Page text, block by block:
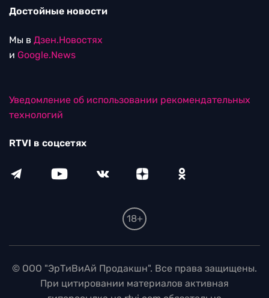
Достойные новости
Мы в Дзен.Новостях
и Google.News
Уведомление об использовании рекомендательных
технологий
RTVI в соцсетях
18+
© ООО "ЭрТиВиАй Продакшн". Все права защищены.
При цитировании материалов активная